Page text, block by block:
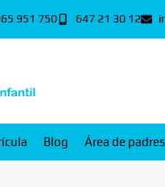
951 750 647 21 30 12
Blog Área de padres